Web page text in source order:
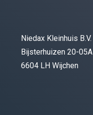
Niedax Kleinhuis B.V.
Bijsterhuizen 20-05A
6604 LH Wijchen